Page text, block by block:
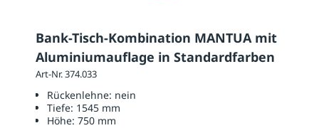
Bank-Tisch-Kombination MANTUA mit
Aluminiumauflage in Standardfarben
Art-Nr. 374.033
Rückenlehne: nein
Tiefe: 1545 mm
Höhe: 750 mm